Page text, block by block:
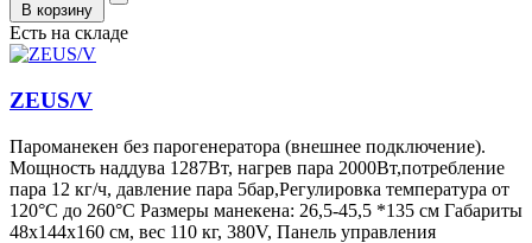
В корзину
Есть на складе
ZEUS/V
Пароманекен без парогенератора (внешнее подключение).
Мощность наддува 1287Вт, нагрев пара 2000Вт,потребление
пара 12 кг/ч, давление пара 5бар,Регулировка температура от
120°C до 260°C Размеры манекена: 26,5-45,5 *135 см Габариты
48х144х160 см, вес 110 кг, 380V, Панель управления